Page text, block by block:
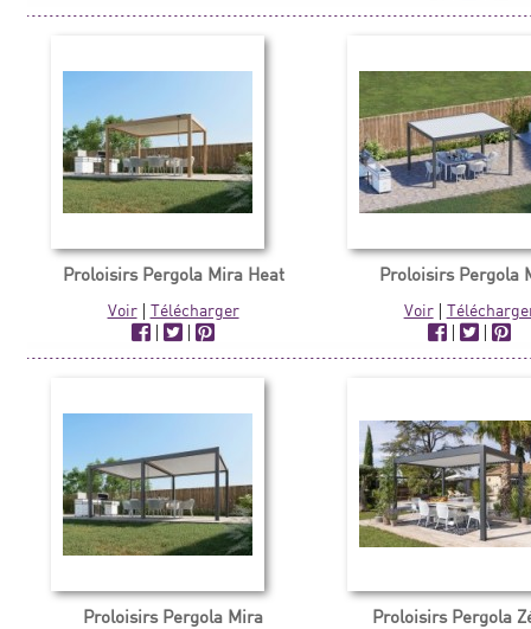
Proloisirs Pergola Mira Heat
Voir| Télécharger
|
|
Proloisirs Pergola
Voir|
|
|
Proloisirs Pergola Mira Proloisirs Pergola